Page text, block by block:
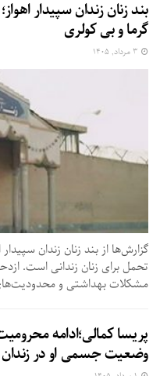
گرما و بی‌ کولری
گزارش‌ها از بند زنان زندان
تحمل برای زنان زندانی است.
مشکلات بهداشتی و
پریسا کمالی؛ادامه
وضعیت جسمی او در زندان